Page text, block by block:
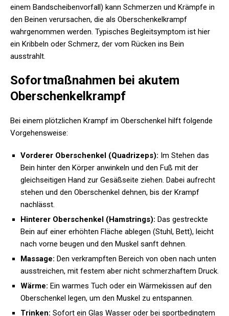
einem Bandscheibenvorfall) kann Schmerzen und Krämpfe in
den Beinen verursachen, die als Oberschenkelkrampf
wahrgenommen werden. Typisches Begleitsymptom ist hier
ein Kribbeln oder Schmerz, der vom Rücken ins Bein
ausstrahlt.
Sofortmaßnahmen bei akutem
Oberschenkelkrampf
Bei einem plötzlichen Krampf im Oberschenkel hilft folgende
Vorgehensweise:
Vorderer Oberschenkel (Quadrizeps): Im Stehen das
Bein hinter den Körper anwinkeln und den Fuß mit der
gleichseitigen Hand zur Gesäßseite ziehen. Dabei aufrecht
stehen und den Oberschenkel dehnen, bis der Krampf
nachlässt.
Hinterer Oberschenkel (Hamstrings): Das gestreckte
Bein auf einer erhöhten Fläche ablegen (Stuhl, Bett), leicht
nach vorne beugen und den Muskel sanft dehnen.
Massage: Den verkrampften Bereich von oben nach unten
ausstreichen, mit festem aber nicht schmerzhaftem Druck.
Wärme: Ein warmes Tuch oder ein Wärmekissen auf den
Oberschenkel legen, um den Muskel zu entspannen.
Trinken: Sofort ein Glas Wasser oder bei sportbedingtem